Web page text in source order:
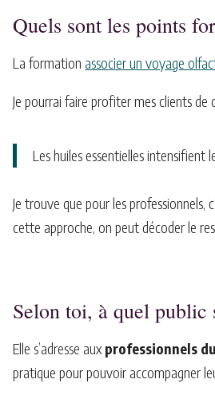
Quels sont les points
La formationassocier un voyage
Je pourrai faire profiter mes clients
Les huiles essentielles intensifient
Je trouve que pour les
cette approche, on peut décoder le
Selon toi, à quel public
Elle s’adresse aux professionnels
pratique pour pouvoir accompagner